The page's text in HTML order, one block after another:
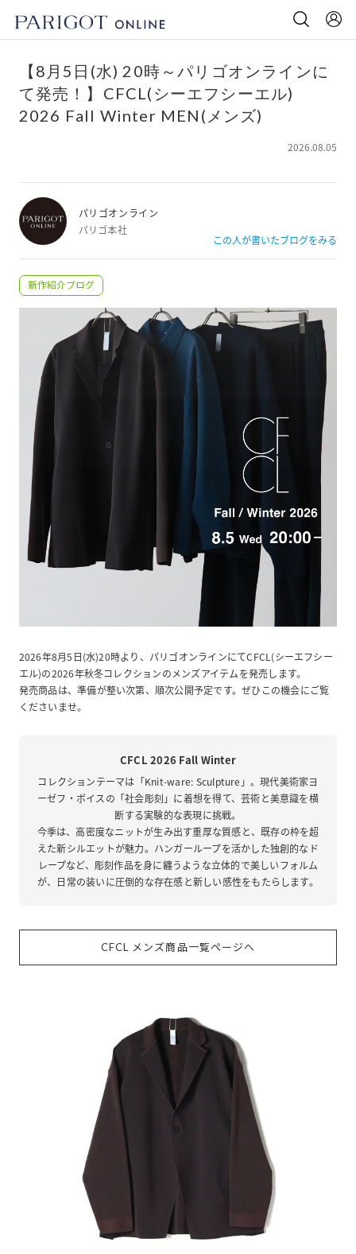
【8月5日(水) 20時～パリゴオンラインに
て発売！】CFCL(シーエフシーエル)
2026 Fall Winter MEN(メンズ)
2026.08.05
パリゴオンライン
パリゴ本社
この人が書いたブログをみる
新作紹介ブログ
2026年8月5日(水)20時より、パリゴオンラインにてCFCL(シーエフシー
エル)の2026年秋冬コレクションのメンズアイテムを発売します。
発売商品は、準備が整い次第、順次公開予定です。ぜひこの機会にご覧
くださいませ。
CFCL 2026 Fall Winter
コレクションテーマは「Knit-ware: Sculpture」。現代美術家ヨ
ーゼフ・ボイスの「社会彫刻」に着想を得て、芸術と美意識を横
断する実験的な表現に挑戦。
今季は、高密度なニットが生み出す重厚な質感と、既存の枠を超
えた新シルエットが魅力。ハンガーループを活かした独創的なド
レープなど、彫刻作品を身に纏うような立体的で美しいフォルム
が、日常の装いに圧倒的な存在感と新しい感性をもたらします。
CFCL メンズ商品一覧ページへ